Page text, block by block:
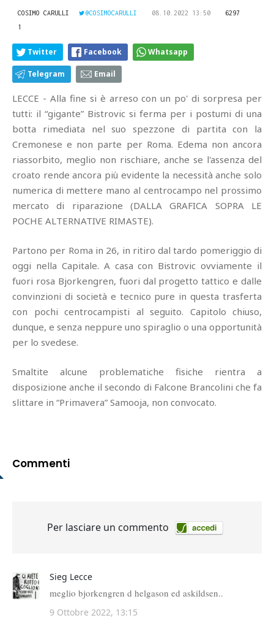
COSIMO CARULLI @COSIMOCARULLI 08.10.2022 13:50
6297
1
Twitter Facebook Whatsapp
Telegram Email
LECCE - Alla fine si è arreso con un po' di sorpresa per
tutti: il “gigante” Bistrovic si ferma per i postumi di una
botta rimediata nel suo spezzone di partita con la
Cremonese e non parte per Roma. Edema non ancora
riassorbito, meglio non rischiare, anche se l'assenza del
croato rende ancora più evidente la necessità anche solo
numerica di mettere mano al centrocampo nel prossimo
mercato di riparazione (DALLA GRAFICA SOPRA LE
POCHE ALTERNATIVE RIMASTE).
Partono per Roma in 26, in ritiro dal tardo pomeriggio di
oggi nella Capitale. A casa con Bistrovic ovviamente il
fuori rosa Bjorkengren, fuori dal progetto tattico e dalle
convinzioni di società e tecnico pure in questa trasferta
con pochi centrocampisti al seguito. Capitolo chiuso,
dunque, e senza neppure uno spiraglio o una opportunità
per lo svedese.
Smaltite alcune problematiche fisiche rientra a
disposizione anche il secondo di Falcone Brancolini che fa
slittare in “Primavera” Samooja, non convocato.
Commenti